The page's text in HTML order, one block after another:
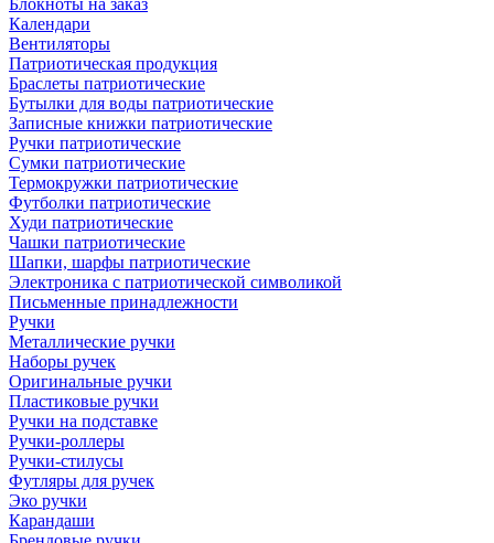
Блокноты на заказ
Календари
Вентиляторы
Патриотическая продукция
Браслеты патриотические
Бутылки для воды патриотические
Записные книжки патриотические
Ручки патриотические
Сумки патриотические
Термокружки патриотические
Футболки патриотические
Худи патриотические
Чашки патриотические
Шапки, шарфы патриотические
Электроника с патриотической символикой
Письменные принадлежности
Ручки
Металлические ручки
Наборы ручек
Оригинальные ручки
Пластиковые ручки
Ручки на подставке
Ручки-роллеры
Ручки-стилусы
Футляры для ручек
Эко ручки
Карандаши